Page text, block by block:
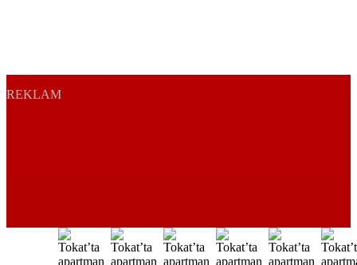
REKLAM